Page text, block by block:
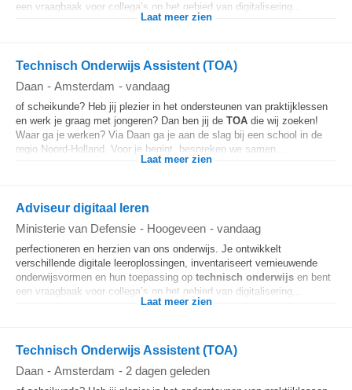
een vraagbaak voor collega’s op het gebied van digitalisering...
Laat meer zien
Technisch Onderwijs Assistent (TOA)
Daan - Amsterdam - vandaag
of scheikunde? Heb jij plezier in het ondersteunen van praktijklessen
en werk je graag met jongeren? Dan ben jij de TOA die wij zoeken!
Waar ga je werken? Via Daan ga je aan de slag bij een school in de
regio Noord-Holland. Voor je begint, bespreken we samen...
Laat meer zien
Adviseur digitaal leren
Ministerie van Defensie - Hoogeveen - vandaag
perfectioneren en herzien van ons onderwijs. Je ontwikkelt
verschillende digitale leeroplossingen, inventariseert vernieuwende
onderwijsvormen en hun toepassing op technisch onderwijs en bent
een vraagbaak voor collega’s op het gebied van digitalisering...
Laat meer zien
Technisch Onderwijs Assistent (TOA)
Daan - Amsterdam - 2 dagen geleden